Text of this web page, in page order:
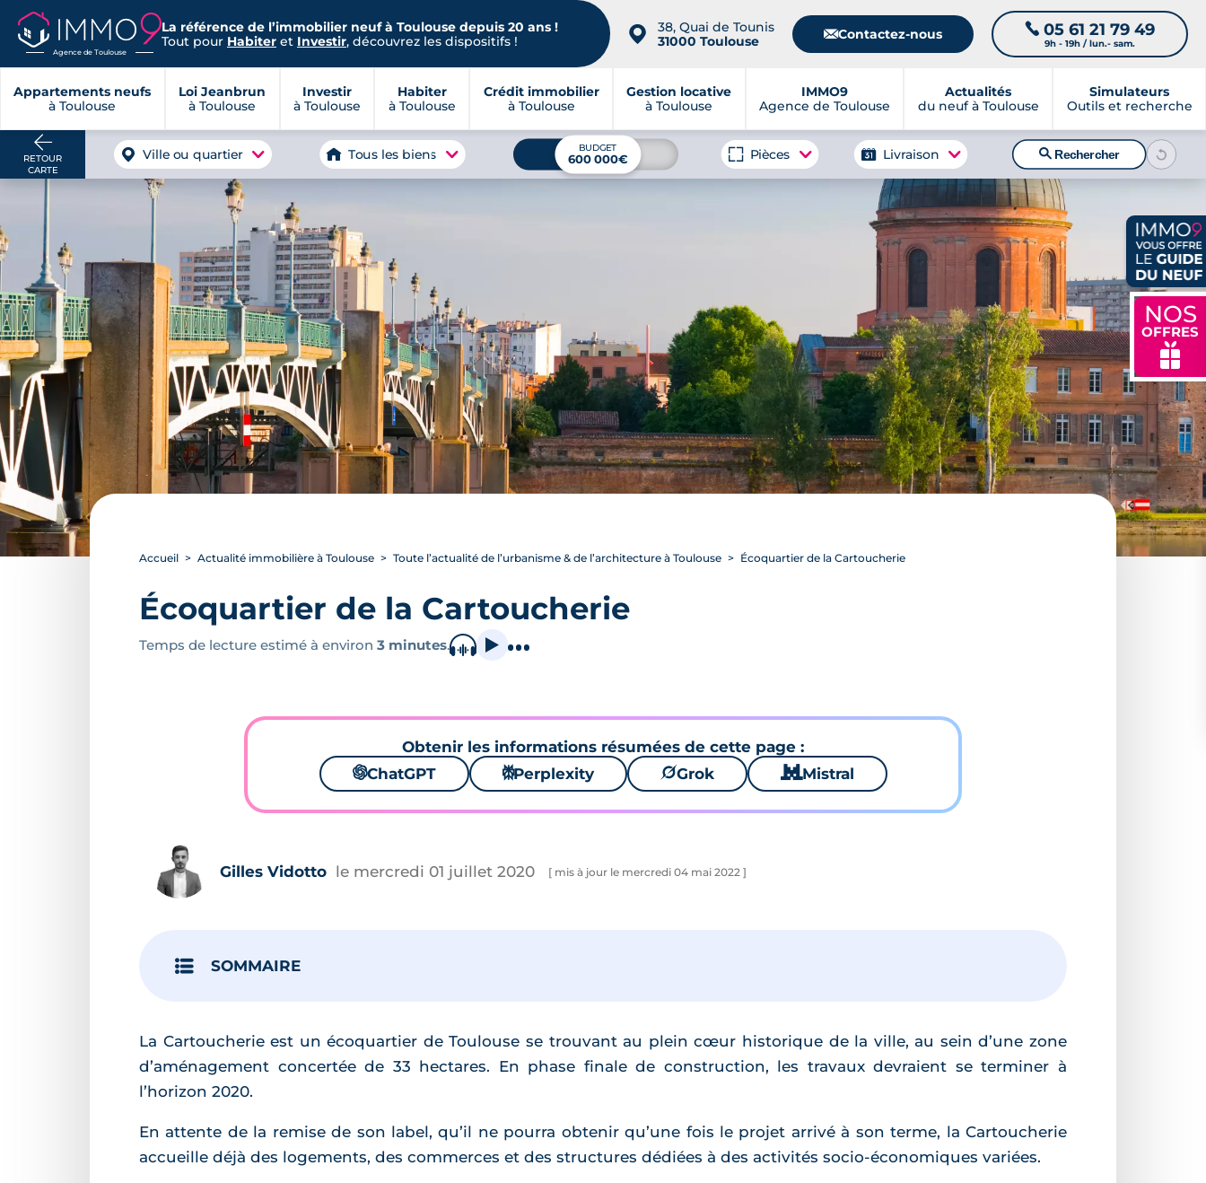
Agence de Toulouse
La référence de l’immobilier neuf à Toulouse depuis 20 ans !
Tout pour Habiter et Investir, découvrez les dispositifs ! 📍
38, Quai de Tounis
31000 Toulouse
📧Contactez-nous 📞 05 61 21 79 49
9h - 19h / lun.- sam.
Appartements neufs
à Toulouse
Loi Jeanbrun
à Toulouse
Investir
à Toulouse
Habiter
à Toulouse
Crédit immobilier
à Toulouse
Gestion locative
à Toulouse
IMMO9
Agence de Toulouse
Actualités
du neuf à Toulouse
Simulateurs
Outils et recherche
NOS
OFFRES
🎁
RETOUR
CARTE
Ville ou quartier Tous les biens BUDGET
600 000€ Pièces Livraison 🔍Rechercher
Accueil Actualité immobilière à Toulouse Toute l’actualité de l’urbanisme & de l’architecture à Toulouse Écoquartier de la Cartoucherie
Écoquartier de la Cartoucherie
Temps de lecture estimé à environ 3 minutes.
Obtenir les informations résumées de cette page :
🌌ChatGPT ⚙Perplexity 🪐Grok 🐱 Mistral
Gilles Vidotto le mercredi 01 juillet 2020 [ mis à jour le mercredi 04 mai 2022 ]
SOMMAIRE
La Cartoucherie est un écoquartier de Toulouse se trouvant au plein cœur historique de la ville, au sein d’une zone
d’aménagement concertée de 33 hectares. En phase finale de construction, les travaux devraient se terminer à
l’horizon 2020.
En attente de la remise de son label, qu’il ne pourra obtenir qu’une fois le projet arrivé à son terme, la Cartoucherie
accueille déjà des logements, des commerces et des structures dédiées à des activités socio-économiques variées.